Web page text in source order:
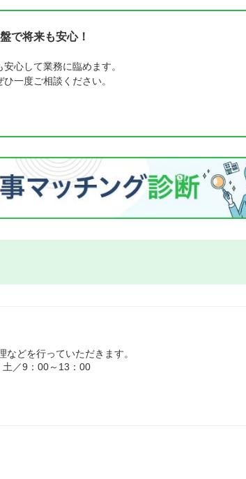
で将来も安心！
心して業務に臨めます。
一度ご相談ください。
どを行っていただきます。
／9：00～13：00